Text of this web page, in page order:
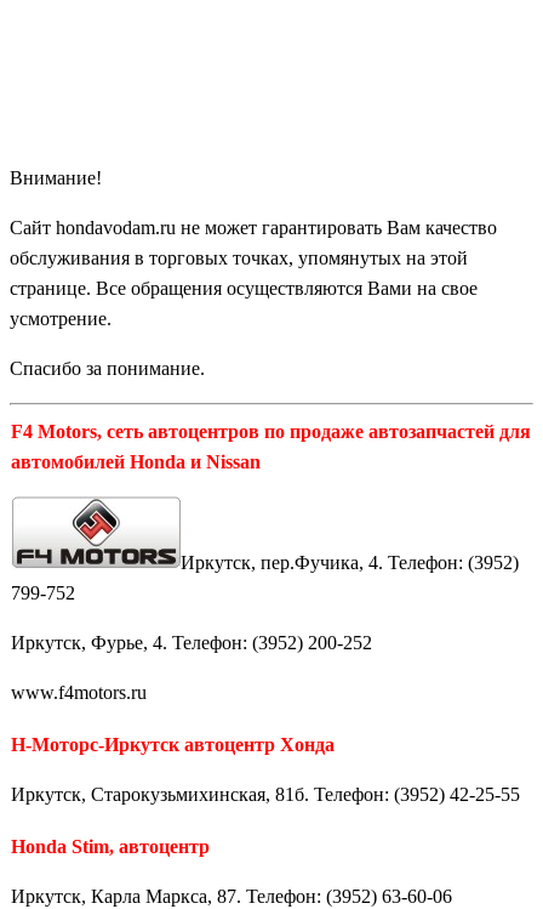
Внимание!
Сайт hondavodam.ru не может гарантировать Вам качество
обслуживания в торговых точках, упомянутых на этой
странице. Все обращения осуществляются Вами на свое
усмотрение.
Спасибо за понимание.
F4 Motors, сеть автоцентров по продаже автозапчастей для
автомобилей Honda и Nissan
Иркутск, пер.Фучика, 4. Телефон: (3952)
799-752
Иркутск, Фурье, 4. Телефон: (3952) 200-252
www.f4motors.ru
Н-Моторс-Иркутск автоцентр Хонда
Иркутск, Старокузьмихинская, 81б. Телефон: (3952) 42-25-55
Honda Stim, автоцентр
Иркутск, Карла Маркса, 87. Телефон: (3952) 63-60-06